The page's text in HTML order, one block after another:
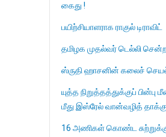
கைது !
பயிற்சியாளராக ராகுல் டிராவிட்
தமிழக முதல்வர் டெல்லி
ஸ்ருதி ஹாசனின் கலைச்
யுத்த நிறுத்தத்துக்குப் பின்பு
மீது இஸ்ரேல் வான்வழித்
16 அணிகள் கொண்ட